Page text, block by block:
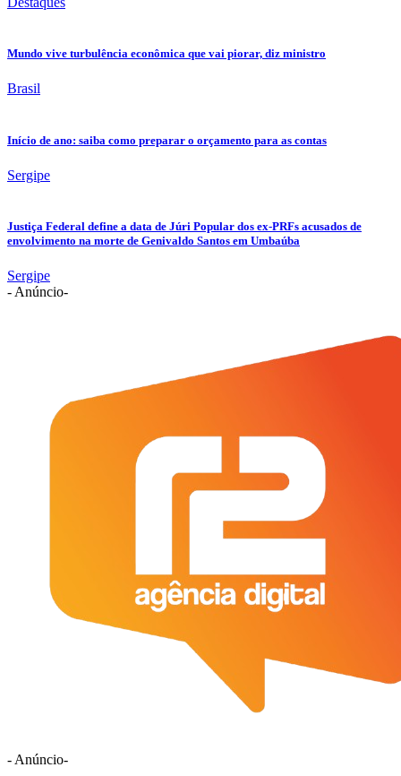
Mundo vive turbulência econômica que vai piorar, diz ministro
Brasil
Início de ano: saiba como preparar o orçamento para as contas
Sergipe
Justiça Federal define a data de Júri Popular dos ex-PRFs acusados de
envolvimento na morte de Genivaldo Santos em Umbaúba
Sergipe
- Anúncio-
- Anúncio-